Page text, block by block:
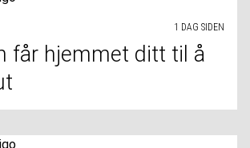
1 DAG SIDEN
får hjemmet ditt til å